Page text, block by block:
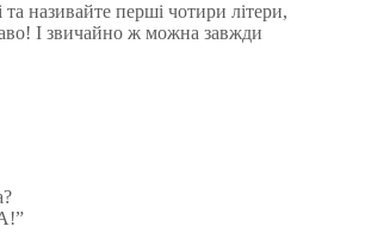
та називайте перші чотири літери,
І звичайно ж можна завжди